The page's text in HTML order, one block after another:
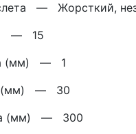
— Жорсткий,
— 15
(мм) — 1
(мм) — 30
(мм) — 300